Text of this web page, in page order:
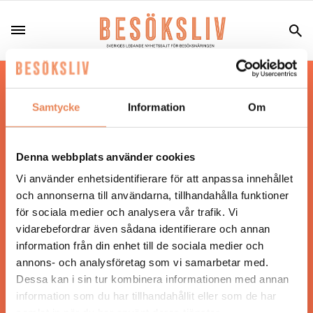
Samtycke Information Om
Denna webbplats använder cookies
Vi använder enhetsidentifierare för att anpassa innehållet
och annonserna till användarna, tillhandahålla funktioner
för sociala medier och analysera vår trafik. Vi
vidarebefordrar även sådana identifierare och annan
information från din enhet till de sociala medier och
annons- och analysföretag som vi samarbetar med.
Dessa kan i sin tur kombinera informationen med annan
information som du har tillhandahållit eller som de har
Hos oss läser du landets mest uppdaterade
nyheter och snackisar inom besöksnäringen.
Besöksliv i sin tryckta form är ett affärsmagasin
Tidningen ges ut avVisita
ANSVARIG UTGIVARE
Jonas Siljhammar
UPPHOVSRÄTT